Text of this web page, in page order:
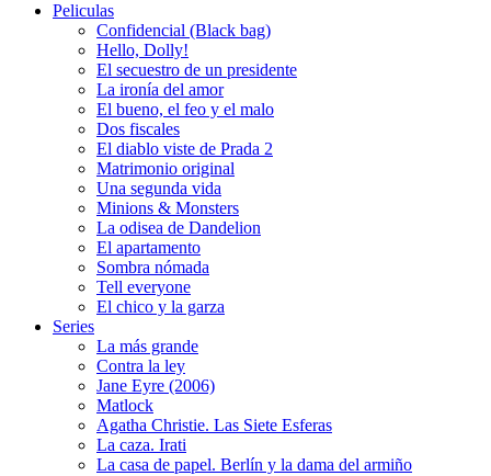
Peliculas
Confidencial (Black bag)
Hello, Dolly!
El secuestro de un presidente
La ironía del amor
El bueno, el feo y el malo
Dos fiscales
El diablo viste de Prada 2
Matrimonio original
Una segunda vida
Minions & Monsters
La odisea de Dandelion
El apartamento
Sombra nómada
Tell everyone
El chico y la garza
Series
La más grande
Contra la ley
Jane Eyre (2006)
Matlock
Agatha Christie. Las Siete Esferas
La caza. Irati
La casa de papel. Berlín y la dama del armiño